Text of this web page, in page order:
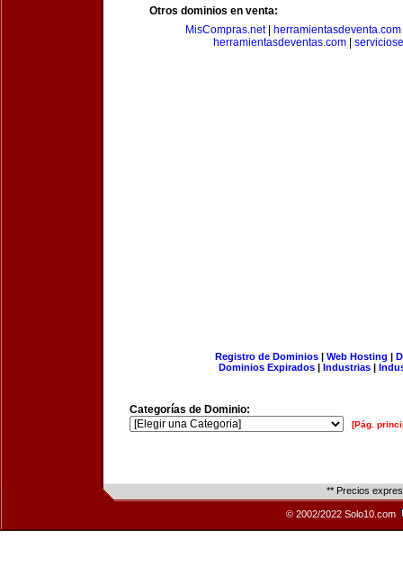
Otros dominios en venta:
MisCompras.net| herramientasdeventa.com
herramientasdeventas.com|
Registro de Dominios| Web Hosting |
Dominios Expirados | Industrias |
Categorías de Dominio:
[Pág.
** Precios
© 2002/2022 Solo10.com